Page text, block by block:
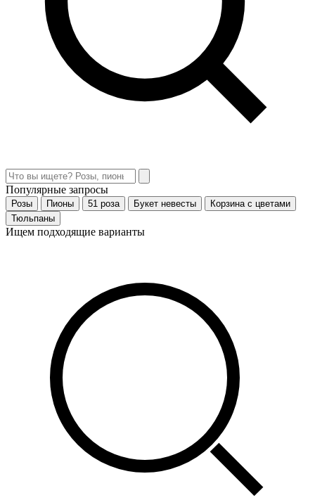
Популярные запросы
Розы Пионы 51 роза Букет невесты
Корзина с цветами
Тюльпаны
Ищем подходящие варианты